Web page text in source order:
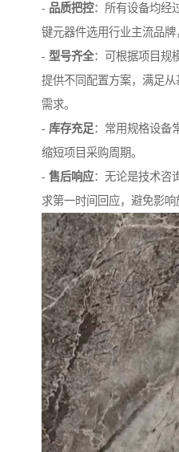
- 品质把控：所有设备均经
键元器件选用行业主流品牌
- 型号齐全：可根据项目规
提供不同配置方案，满足
需求。
- 库存充足：常用规格设备
缩短项目采购周期。
- 售后响应：无论是技术咨
求第一时间回应，避免影响